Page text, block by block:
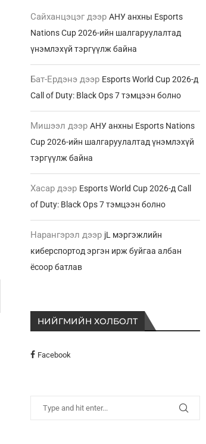
Сайханцэцэг дээрАНУ анхны Esports
Nations Cup 2026-ийн шалгаруулалтад
үнэмлэхүй тэргүүлж байна
Бат-Ердэнэ дээр Esports World Cup 2026-д
Call of Duty: Black Ops 7 тэмцээн болно
Мишээл дээрАНУ анхны Esports Nations
Cup 2026-ийн шалгаруулалтад үнэмлэхүй
тэргүүлж байна
Хасар дээр Esports World Cup 2026-д Call
of Duty: Black Ops 7 тэмцээн болно
Нарангэрэл дээр jL мэргэжлийн
киберспортод эргэн ирж буйгаа албан
ёсоор батлав
НИЙГМИЙН ХОЛБОЛТ
Facebook